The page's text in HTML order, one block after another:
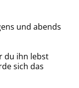
und abends
du ihn lebst
sich das